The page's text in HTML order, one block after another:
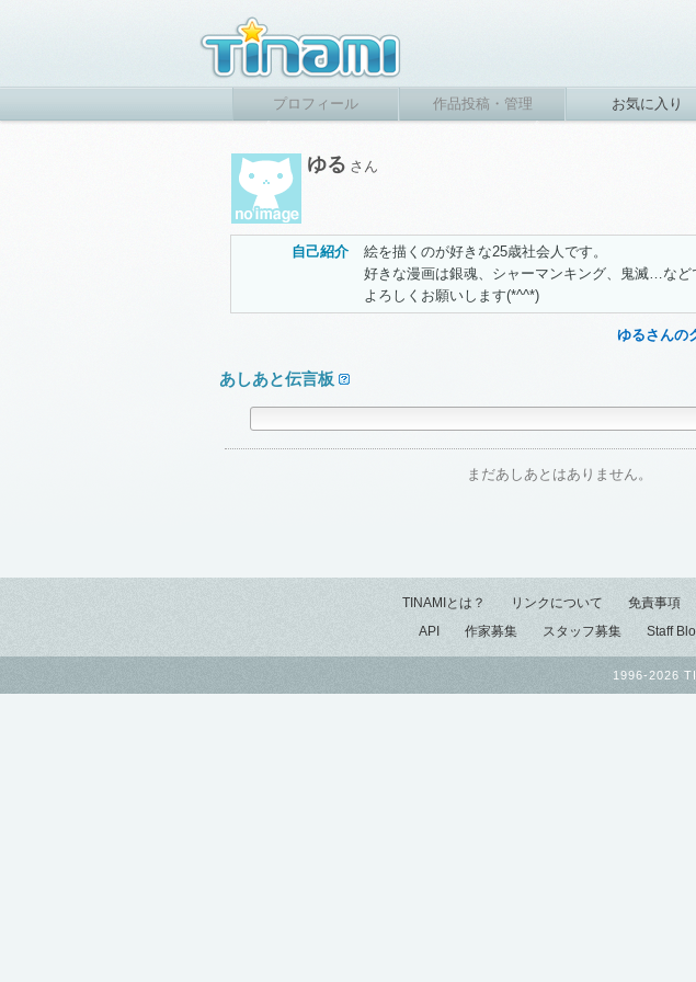
プロフィール 作品投稿・管理 お気に入り
ゆる さん
自己紹介
絵を描くのが好きな25歳社会人です。
好きな漫画は銀魂、シャーマンキング、鬼滅…など
よろしくお願いします(*^^*)
ゆるさんの
あしあと伝言板
まだあしあとはありません。
TINAMIとは？ リンクについて 免責事項
API
作家募集 スタッフ募集 Staff
1996-2026